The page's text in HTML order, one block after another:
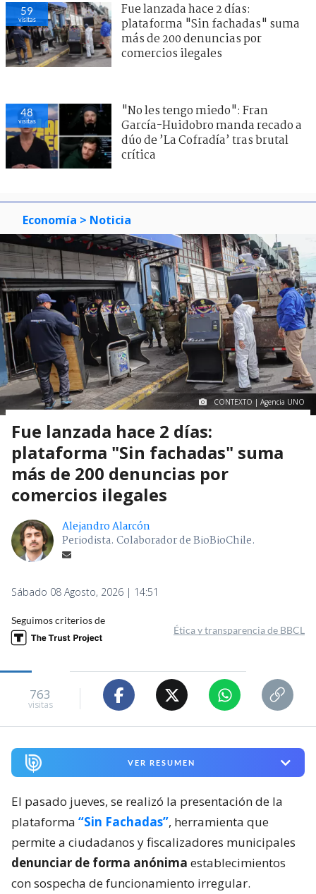
59
visitas
Fue lanzada hace 2 días:
plataforma "Sin fachadas" suma
más de 200 denuncias por
comercios ilegales
48
visitas
"No les tengo miedo": Fran
García-Huidobro manda recado a
dúo de ’La Cofradía’ tras brutal
crítica
Economía > Noticia
CONTEXTO | Agencia UNO
Fue lanzada hace 2 días:
plataforma "Sin fachadas" suma
más de 200 denuncias por
comercios ilegales
Alejandro Alarcón
Periodista. Colaborador de BioBioChile.
Sábado 08 Agosto, 2026 | 14:51
Seguimos criterios de
Ética y transparencia de BBCL
763
visitas
VER RESUMEN
El pasado jueves, se realizó la presentación de la
plataforma “Sin Fachadas”, herramienta que
permite a ciudadanos y fiscalizadores municipales
denunciar de forma anónima establecimientos
con sospecha de funcionamiento irregular.